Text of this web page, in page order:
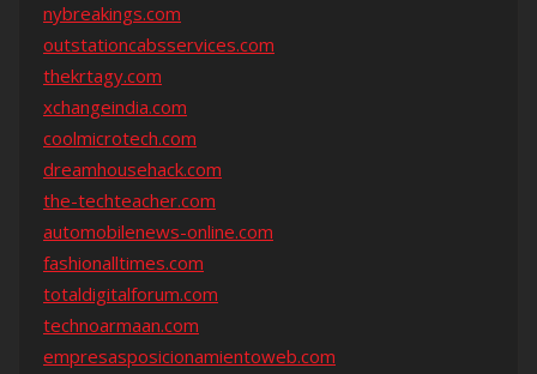
nybreakings.com
outstationcabsservices.com
thekrtagy.com
xchangeindia.com
coolmicrotech.com
dreamhousehack.com
the-techteacher.com
automobilenews-online.com
fashionalltimes.com
totaldigitalforum.com
technoarmaan.com
empresasposicionamientoweb.com